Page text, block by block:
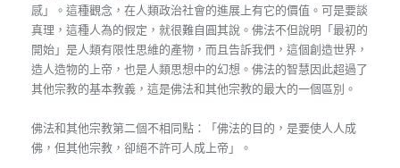
感」。這種觀念，在人類政治社會的進展上有它的價值。可是要談
真理，這種人為的假定，就很難自圓其說。佛法不但說明「最初的
開始」是人類有限性思維的產物，而且告訴我們，這個創造世界，
造人造物的上帝，也是人類思想中的幻想。佛法的智慧因此超過了
其他宗教的基本教義，這是佛法和其他宗教的最大的一個區別。
佛法和其他宗教第二個不相同點：「佛法的目的，是要使人人成
佛，但其他宗教，卻絕不許可人成上帝」。